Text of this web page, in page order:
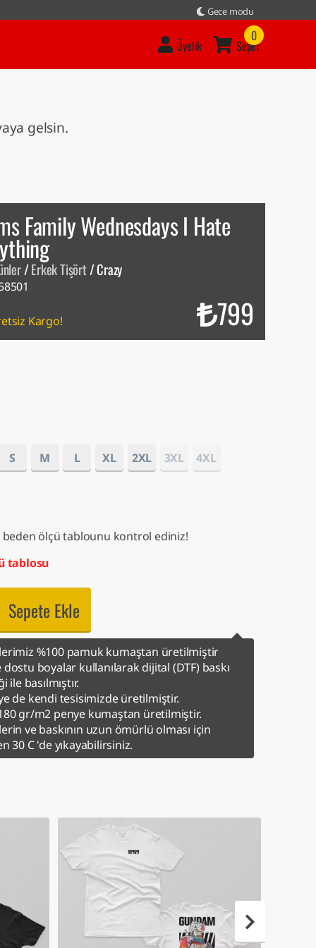
Gece modu
Üyelik Sepet
0
gelsin.
Family Wednesdays I Hate
/Erkek Tişört/Crazy
799
Kargo!
S M L XL 2XL 3XL 4XL
beden ölçü tablounu kontrol ediniz!
tablosu
Sepete Ekle
%100 pamuk kumaştan üretilmiştir
dostu boyalar kullanılarak dijital (DTF) baskı
ile basılmıştır.
de kendi tesisimizde üretilmiştir.
gr/m2 penye kumaştan üretilmiştir.
ve baskının uzun ömürlü olması için
30 C 'de yıkayabilirsiniz.